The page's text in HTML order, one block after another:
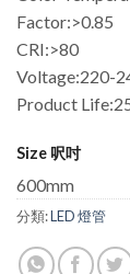
Factor:>0.85
CRI:>80
Voltage:220-
Product
Size 呎吋
600mm
分類:LED 燈管